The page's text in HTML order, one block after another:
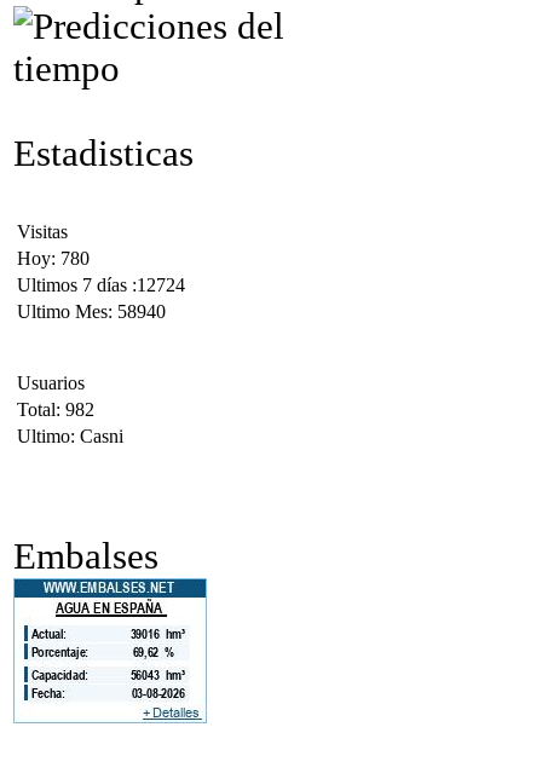
Estadisticas
Visitas
Hoy: 780
Ultimos 7 días :12724
Ultimo Mes: 58940
Usuarios
Total: 982
Ultimo: Casni
Embalses